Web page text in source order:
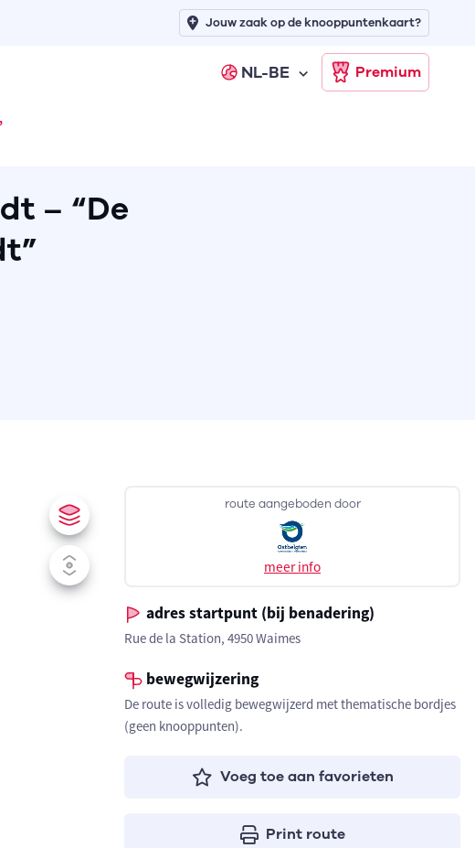
NL-BE Premium
Jouw zaak op de knooppuntenkaart?
– “De
route aangeboden door
meer info
adres startpunt (bij benadering)
Rue de la Station, 4950 Waimes
bewegwijzering
De route is volledig bewegwijzerd met thematische bordjes
(geen knooppunten).
Voeg toe aan favorieten
Print route